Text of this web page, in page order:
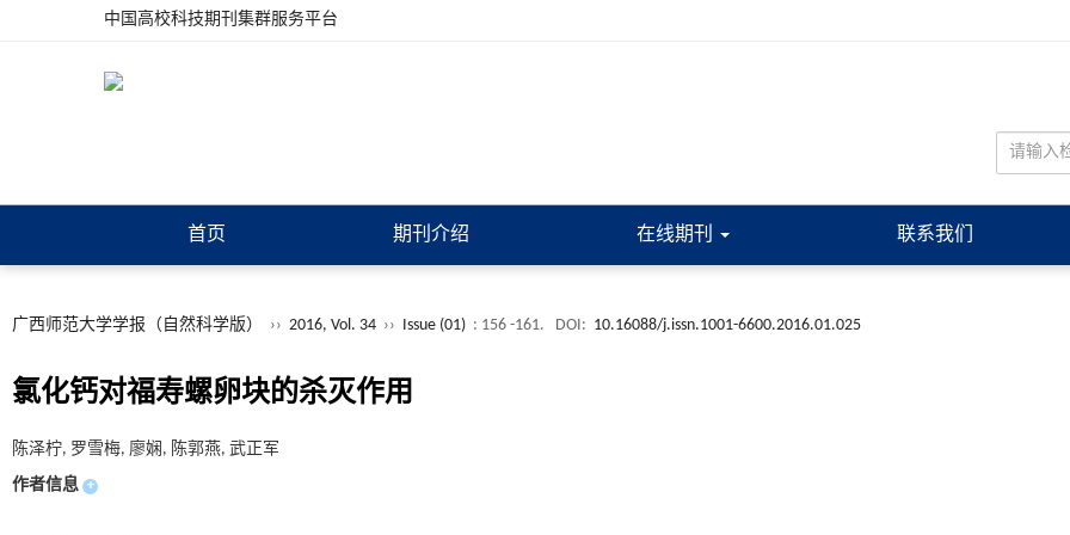
中国高校科技期刊集群服务平台
首页 期刊介绍 在线期刊 联系我们
广西师范大学学报（自然科学版） ›› 2016, Vol. 34 ›› Issue (01) : 156 -161. DOI: 10.16088/j.issn.1001-6600.2016.01.025
氯化钙对福寿螺卵块的杀灭作用
陈泽柠, 罗雪梅, 廖娴, 陈郭燕, 武正军
作者信息 +